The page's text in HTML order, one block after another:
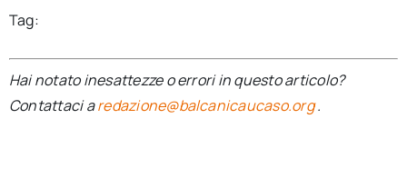
Tag:
Hai notato inesattezze o errori in questo articolo?
Contattaci aredazione@balcanicaucaso.org.